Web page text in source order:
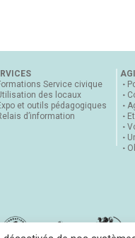
Service civique
des locaux
et outils pédagogiques
d’information